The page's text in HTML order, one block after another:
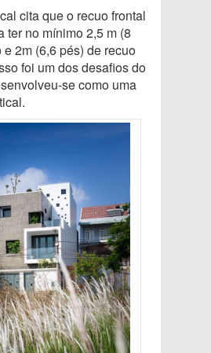
cita que o recuo frontal
ter no mínimo 2,5 m (8
2m (6,6 pés) de recuo
foi um dos desafios do
se como uma